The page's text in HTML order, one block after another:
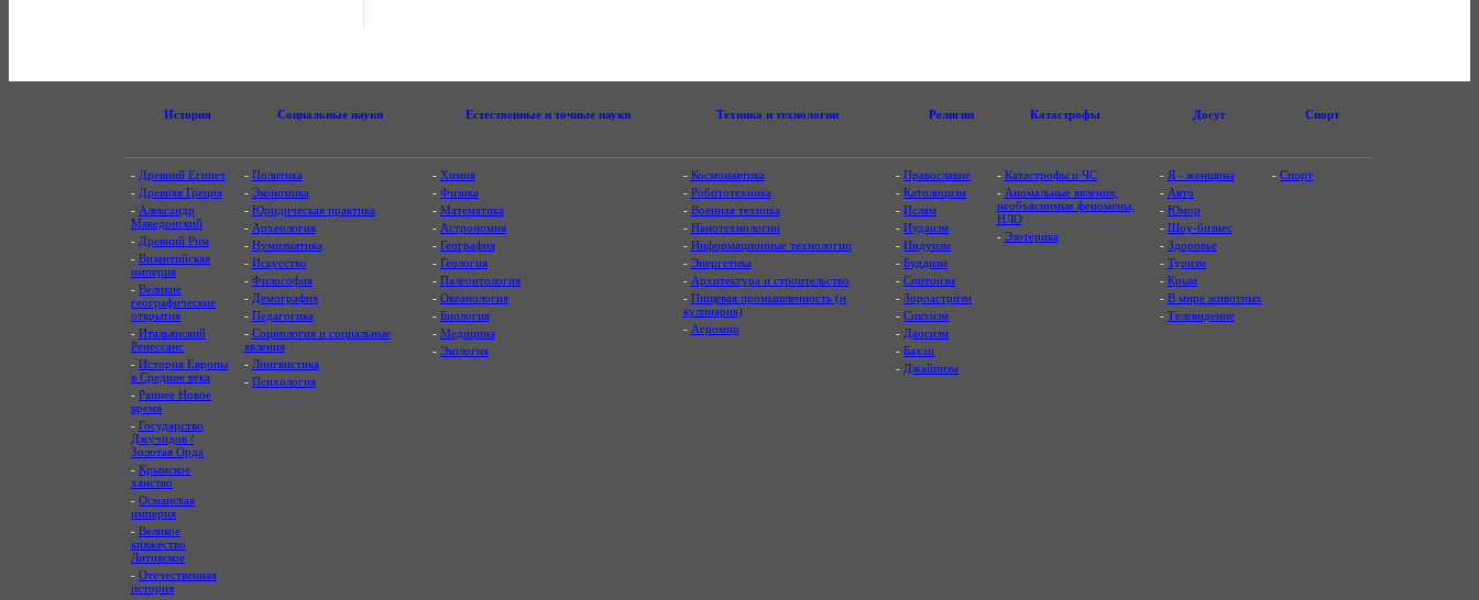
История Социальные науки Естественные и точные науки Техника и технологии Религии Катастрофы Досуг Спорт
- Древний Египет
- Древняя Греция
- Александр
Македонский
- Древний Рим
- Византийская
империя
- Великие
географические
открытия
- Итальянский
Ренессанс
- История Европы
в Средние века
- Раннее Новое
время
- Государство
Джучидов /
Золотая Орда
- Крымское
ханство
- Османская
империя
- Великое
княжество
Литовское
- Отечественная
история
- Политика
- Экономика
- Юридическая практика
- Археология
- Нумизматика
- Искусство
- Философия
- Демография
- Педагогика
- Социология и социальные
явления
- Лингвистика
- Психология
- Химия
- Физика
- Математика
- Астрономия
- География
- Геология
- Палеонтология
- Океанология
- Биология
- Медицина
- Экология
- Космонавтика
- Робототехника
- Военная техника
- Нанотехнологии
- Информационные технологии
- Энергетика
- Архитектура и строительство
- Пищевая промышленность (и
кулинария)
- Агромир
-Православие
-Католицизм
-Ислам
-Иудаизм
-Индуизм
-Буддизм
-Синтоизм
-Зороастризм
-Сикхизм
- Даосизм
-Бахаи
- Джайнизм
- Катастрофы и ЧС
- Аномальные явления,
необъяснимые феномены,
НЛО
- Эзотерика
- Я - женщина
- Авто
- Юмор
- Шоу-бизнес
- Здоровье
- Туризм
- Крым
- В мире животных
- Телевидение
-Спорт